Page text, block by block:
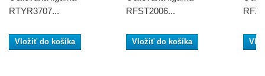
RTYR3707...
Vložiť do košíka
RFST2006...
Vložiť do košíka